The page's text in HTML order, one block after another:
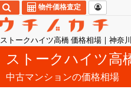
ストークハイツ高橋 価格相場 | 神奈
物件価格査定
ストークハイツ高
中古マンションの価格相場